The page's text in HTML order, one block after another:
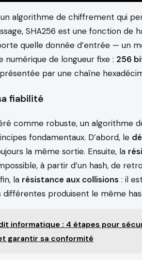
algorithme de chiffrement qui
SHA256 est une fonction de
quelle donnée d’entrée — un
numérique de longueur fixe : 256
par une chaîne
fiabilité
comme robuste, un algorithme
fondamentaux. D’abord, le
la même sortie. Ensuite, la
à partir d’un hash, de
la résistance aux collisions : il
différentes produisent le même
informatique : 4 étapes pour
garantir sa conformité